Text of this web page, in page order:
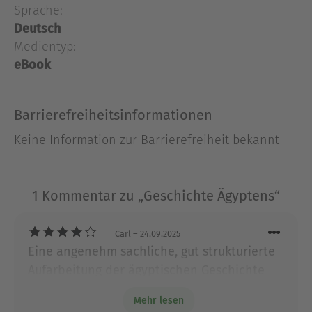
zur Selbstständigkeit unter Nasser im
20.Jahrhundert und zum Arabischen Frühling. Ihr
besonderes Augenmerk gilt dabei der
Arabisierung und Islamisierung, der Macht des
Ausblenden
Sprache:
Deutsch
Medientyp:
eBook
Barrierefreiheitsinformationen
Keine Information zur Barrierefreiheit bekannt
1 Kommentar zu „Geschichte Ägyptens“
Carl – 24.09.2025
Eine angenehm sachliche, gut strukturierte
seit der Römerzeit.
Mehr lesen